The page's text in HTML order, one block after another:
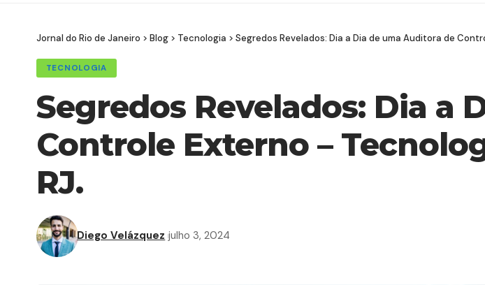
Jornal do Rio de Janeiro > Blog > Tecnologia > Segredos Revelados: Dia a Dia de uma Auditora de
TECNOLOGIA
Segredos Revelados: Dia a
Controle Externo –
RJ.
Diego Velázquez julho 3, 2024